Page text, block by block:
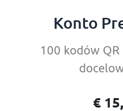
Konto
100 kodów
€